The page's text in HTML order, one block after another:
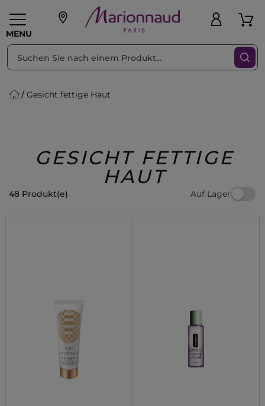
MENU
Geschenke PFLEGE
Gesicht fettige Haut
GESICHT FETTIGE
HAUT
48 Produkt(e) Auf Lager
sortieren nach Filter